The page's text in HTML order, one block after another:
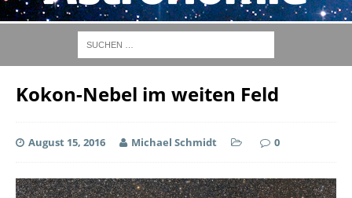
Kokon-Nebel im weiten Feld
August 15, 2016 Michael Schmidt 0